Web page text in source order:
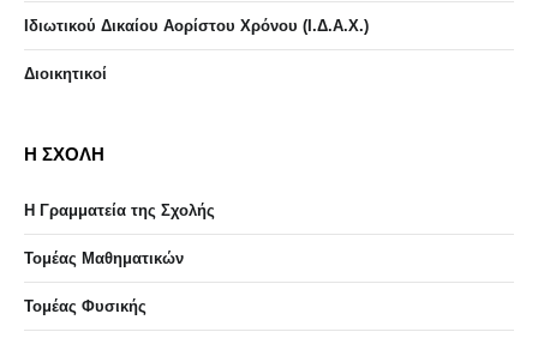
Ιδιωτικού Δικαίου Αορίστου Χρόνου (Ι.Δ.Α.Χ.)
Διοικητικοί
Η ΣΧΟΛΗ
Η Γραμματεία της Σχολής
Τομέας Μαθηματικών
Τομέας Φυσικής